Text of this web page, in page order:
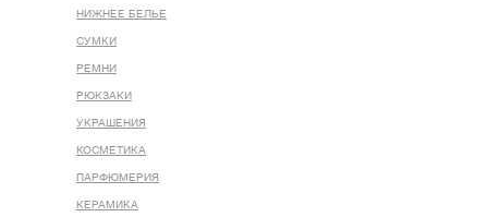
НИЖНЕЕ БЕЛЬЕ
СУМКИ
РЕМНИ
РЮКЗАКИ
УКРАШЕНИЯ
КОСМЕТИКА
ПАРФЮМЕРИЯ
КЕРАМИКА